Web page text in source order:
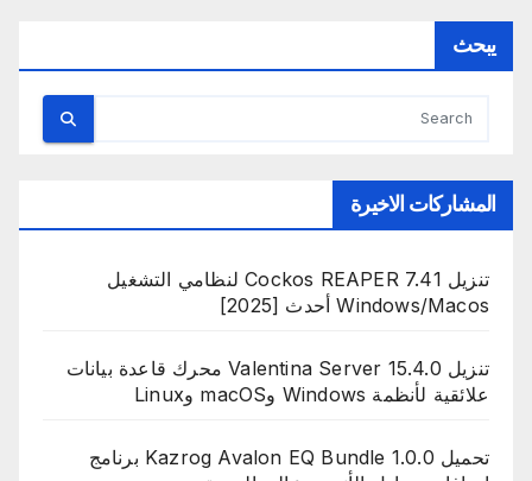
يبحث
المشاركات الاخيرة
تنزيل Cockos REAPER 7.41 لنظامي التشغيل
Windows/Macos أحدث [2025]
تنزيل Valentina Server 15.4.0 محرك قاعدة بيانات
علائقية لأنظمة Windows وmacOS وLinux
تحميل Kazrog Avalon EQ Bundle 1.0.0 برنامج